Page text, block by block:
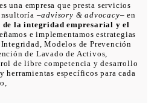
es una empresa que presta servicios
–advisory & advocacy– en
de la integridad empresarial y el
e implementamos estrategias
Modelos de Prevención
de Lavado de Activos,
de libre competencia y desarrollo
herramientas específicos para cada